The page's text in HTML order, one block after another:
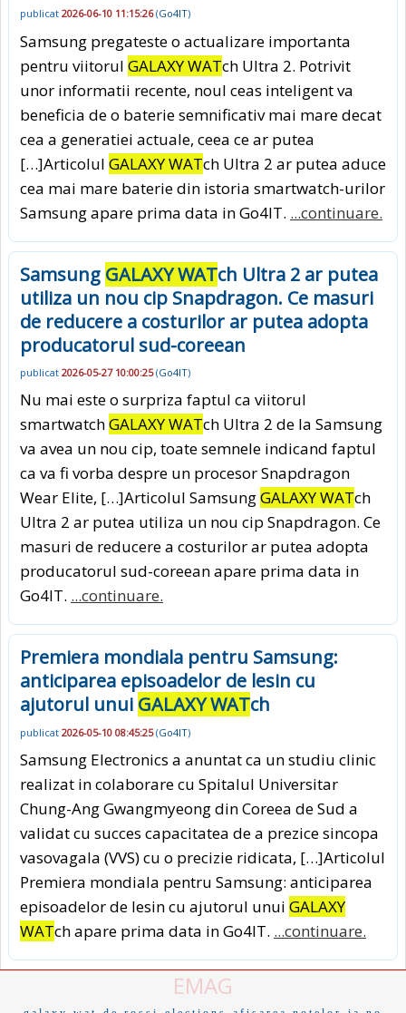
publicat 2026-06-10 11:15:26(Go4IT)
Samsung pregateste o actualizare importanta
pentru viitorul GALAXY WATch Ultra 2. Potrivit
unor informatii recente, noul ceas inteligent va
beneficia de o baterie semnificativ mai mare decat
cea a generatiei actuale, ceea ce ar putea
[…]Articolul GALAXY WATch Ultra 2 ar putea aduce
cea mai mare baterie din istoria smartwatch-urilor
Samsung apare prima data in Go4IT. ...continuare.
Samsung GALAXY WATch Ultra 2 ar putea
utiliza un nou cip Snapdragon. Ce masuri
de reducere a costurilor ar putea adopta
producatorul sud-coreean
publicat 2026-05-27 10:00:25(Go4IT)
Nu mai este o surpriza faptul ca viitorul
smartwatchGALAXY WATch Ultra 2 de la Samsung
va avea un nou cip, toate semnele indicand faptul
ca va fi vorba despre un procesor Snapdragon
Wear Elite, […]Articolul SamsungGALAXY WATch
Ultra 2 ar putea utiliza un nou cip Snapdragon. Ce
masuri de reducere a costurilor ar putea adopta
producatorul sud-coreean apare prima data in
Go4IT. ...continuare.
Premiera mondiala pentru Samsung:
anticiparea episoadelor de lesin cu
ajutorul unui GALAXY WATch
publicat 2026-05-10 08:45:25(Go4IT)
Samsung Electronics a anuntat ca un studiu clinic
realizat in colaborare cu Spitalul Universitar
Chung-Ang Gwangmyeong din Coreea de Sud a
validat cu succes capacitatea de a prezice sincopa
vasovagala (VVS) cu o precizie ridicata, […]Articolul
Premiera mondiala pentru Samsung: anticiparea
episoadelor de lesin cu ajutorul unui GALAXY
WATch apare prima data in Go4IT. ...continuare.
EMAG